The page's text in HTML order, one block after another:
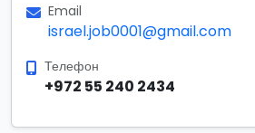
Email
israel.job0001@gmail.com
Телефон
+972 55 240 2434